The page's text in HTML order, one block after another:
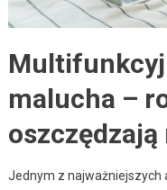
malucha –
Jednym z